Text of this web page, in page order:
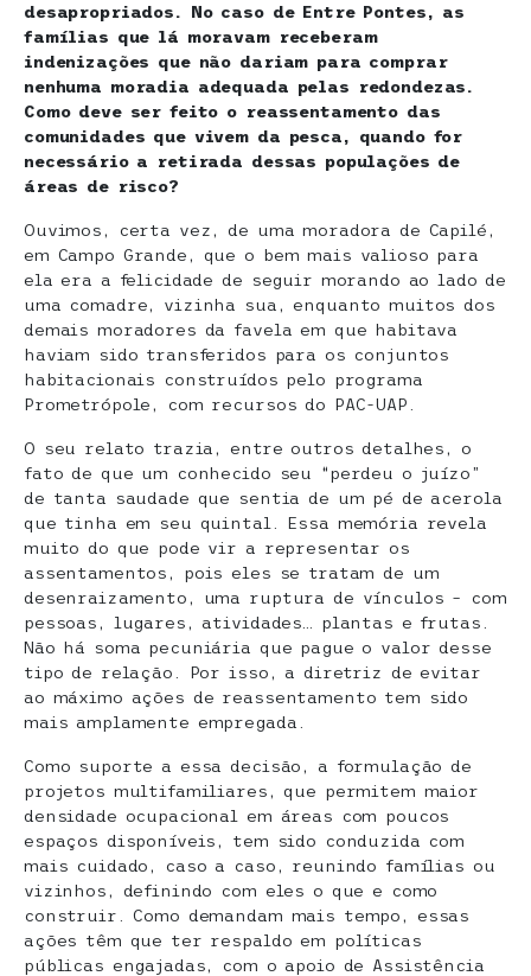
desapropriados. No caso de Entre Pontes, as
famílias que lá moravam receberam
indenizações que não dariam para comprar
nenhuma moradia adequada pelas redondezas.
Como deve ser feito o reassentamento das
comunidades que vivem da pesca, quando for
necessário a retirada dessas populações de
áreas de risco?
Ouvimos, certa vez, de uma moradora de Capilé,
em Campo Grande, que o bem mais valioso para
ela era a felicidade de seguir morando ao lado de
uma comadre, vizinha sua, enquanto muitos dos
demais moradores da favela em que habitava
haviam sido transferidos para os conjuntos
habitacionais construídos pelo programa
Prometrópole, com recursos do PAC-UAP.
O seu relato trazia, entre outros detalhes, o
fato de que um conhecido seu “perdeu o juízo”
de tanta saudade que sentia de um pé de acerola
que tinha em seu quintal. Essa memória revela
muito do que pode vir a representar os
assentamentos, pois eles se tratam de um
desenraizamento, uma ruptura de vínculos – com
pessoas, lugares, atividades… plantas e frutas.
Não há soma pecuniária que pague o valor desse
tipo de relação. Por isso, a diretriz de evitar
ao máximo ações de reassentamento tem sido
mais amplamente empregada.
Como suporte a essa decisão, a formulação de
projetos multifamiliares, que permitem maior
densidade ocupacional em áreas com poucos
espaços disponíveis, tem sido conduzida com
mais cuidado, caso a caso, reunindo famílias ou
vizinhos, definindo com eles o que e como
construir. Como demandam mais tempo, essas
ações têm que ter respaldo em políticas
públicas engajadas, com o apoio de Assistência